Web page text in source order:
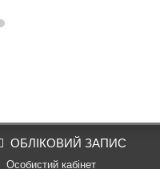
ОБЛІКОВИЙ ЗАПИС
Особистий кабінет